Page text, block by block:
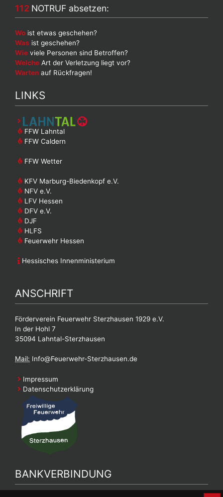
112 NOTRUF absetzen:
Wo ist etwas geschehen?
Was ist geschehen?
Wie viele Personen sind Betroffen?
Welche Art der Verletzung liegt vor?
Warten auf Rückfragen!
LINKS
FFW Lahntal
FFW Caldern
FFW Wetter
KFV Marburg-Biedenkopf e.V.
NFV e.V.
LFV Hessen
DFV e.V.
DJF
HLFS
Feuerwehr Hessen
Hessisches Innenministerium
ANSCHRIFT
Förderverein Feuerwehr Sterzhausen 1929 e.V.
In der Hohl 7
35094 Lahntal-Sterzhausen
Mail: Info@Feuerwehr-Sterzhausen.de
Impressum
Datenschutzerklärung
BANKVERBINDUNG